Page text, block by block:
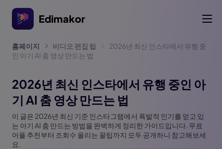
Edimakor
홈페이지 비디오 편집 팁
2026년 최신 인스타에서 유행 중
인 아기 AI 춤 영상 만드는 법
2026년 최신 인스타에서 유행 중인 아
기 AI 춤 영상 만드는 법
이 글은 2026년 최신 기준 인스타그램에서 폭발적 인기를 얻고 있
는 아기 AI 춤 만드는 방법을 완벽하게 정리한 가이드입니다. 무료
어플 추천부터 조회수 올리는 꿀팁까지 모두 공개하니 참고해보세
요.